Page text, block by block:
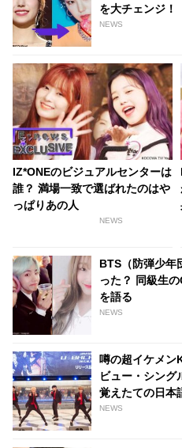
を大チェンジ！
NEWS
IZ*ONEのビジュアルセンターは
誰？ 満場一致で選ばれたのはや
っぱりあの人
NEWS
BTS（防弾少年
った？ 同級生
を語る
NEWS
噂の超イケメ
ビュー・シン
覚えたての日本
NEWS